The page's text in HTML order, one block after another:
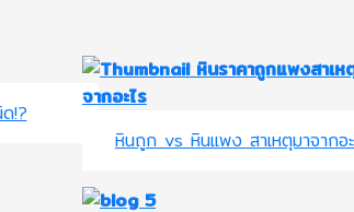
!?
หินถูก vs หินแพง สาเหตุมาจากอ